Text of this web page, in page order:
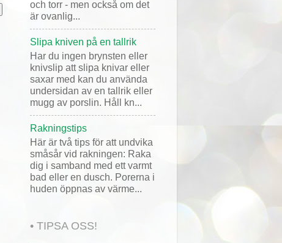
och torr - men också om det
är ovanlig...
Slipa kniven på en tallrik
Har du ingen brynsten eller
knivslip att slipa knivar eller
saxar med kan du använda
undersidan av en tallrik eller
mugg av porslin. Håll kn...
Rakningstips
Här är två tips för att undvika
småsår vid rakningen: Raka
dig i samband med ett varmt
bad eller en dusch. Porerna i
huden öppnas av värme...
• TIPSA OSS!